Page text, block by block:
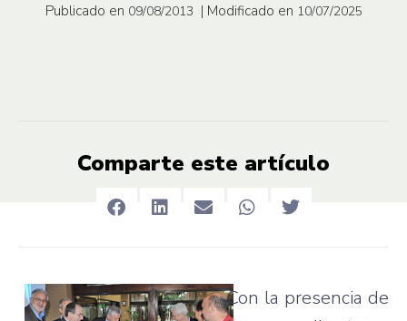
Publicado en 09/08/2013 | Modificado en 10/07/2025
Comparte este artículo
Con la presencia de